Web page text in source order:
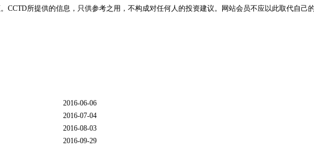
所提供的信息，只供参考之用，不构成对任何人的投资建议。网站会员不应以此取代自己
2016-06-06
2016-07-04
2016-08-03
2016-09-29